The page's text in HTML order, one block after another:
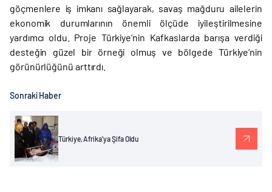
göçmenlere iş imkanı sağlayarak, savaş mağduru ailelerin
ekonomik durumlarının önemli ölçüde iyileştirilmesine
yardımcı oldu. Proje Türkiye’nin Kafkaslarda barışa verdiği
desteğin güzel bir örneği olmuş ve bölgede Türkiye’nin
görünürlüğünü arttırdı.
Sonraki Haber
Türkiye, Afrika'ya Şifa Oldu